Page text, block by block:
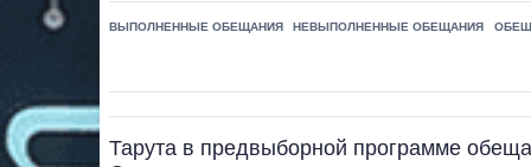
ВЫПОЛНЕННЫЕ ОБЕЩАНИЯ НЕВЫПОЛНЕННЫЕ ОБЕЩАНИЯ
Тарута в предвыборной программе